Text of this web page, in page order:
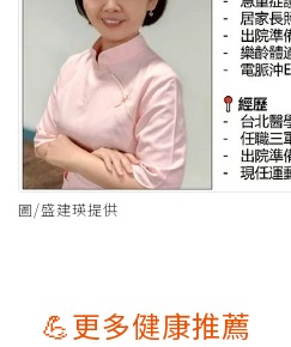
圖/盛建瑛提供
💪更多健康推薦